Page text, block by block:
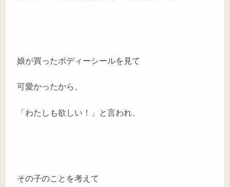
娘が買ったボディーシールを見て
可愛かったから、
「わたしも欲しい！」と言われ、
その子のことを考えて